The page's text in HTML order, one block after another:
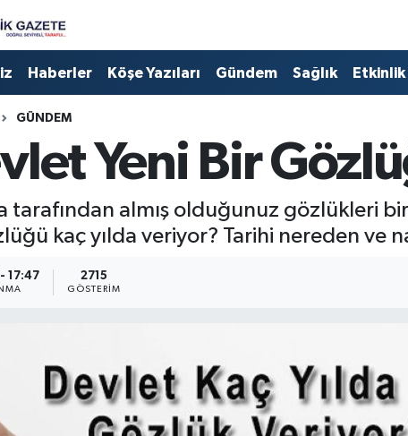
Haberler Köşe Yazıları Gündem Sağlık Etkinlik
GÜNDEM
Yeni Bir
tarafından almış olduğunuz gözlükleri
kaç yılda veriyor? Tarihi nereden ve
17:47 2715
GÖSTERIM
ve Fikstür